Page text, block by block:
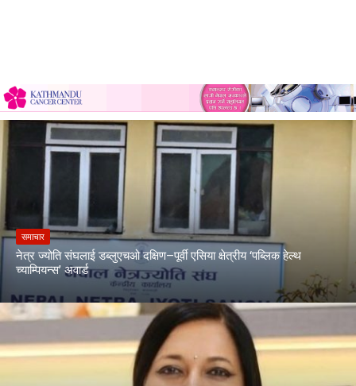
समाचार
नेत्र ज्योति संघलाई डब्लुएचओ दक्षिण–पूर्वी एसिया क्षेत्रीय ‘पब्लिक हेल्थ
च्याम्पियन्स’ अवार्ड